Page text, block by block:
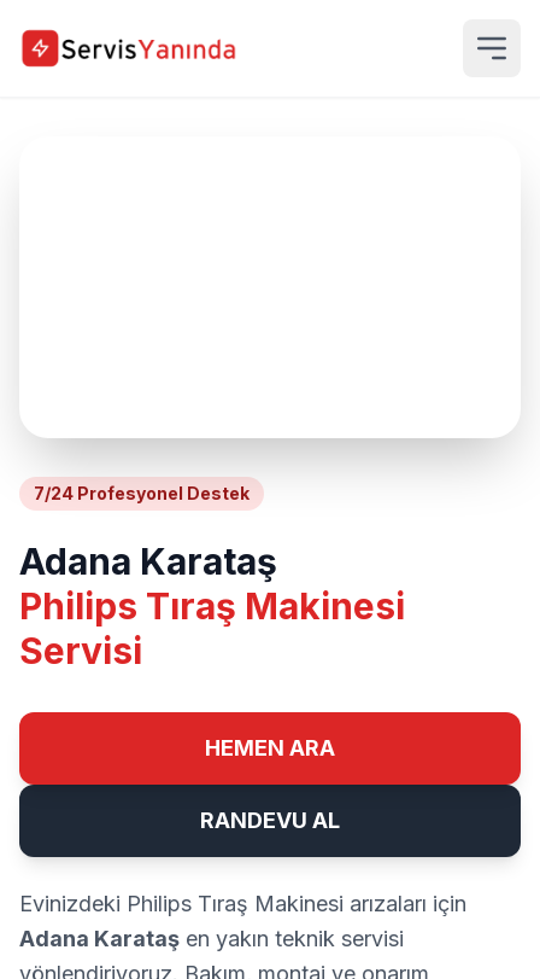
7/24 Profesyonel Destek
Adana Karataş
Philips Tıraş Makinesi
Servisi
HEMEN ARA
RANDEVU AL
Evinizdeki Philips Tıraş Makinesi arızaları için
Adana Karataş en yakın teknik servisi
yönlendiriyoruz. Bakım, montaj ve onarım